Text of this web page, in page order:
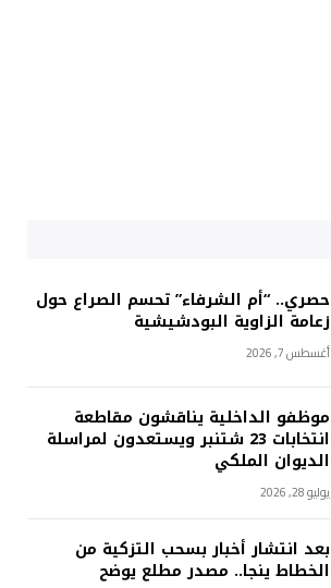
حصري.. “أم الشرفاء” تحسم الصراع حول
زعامة الزاوية البودشيشية
أغسطس 7, 2026
موظفو الداخلية يناقشون مقاطعة
انتخابات 23 شتنبر ويستعدون لمراسلة
الديوان الملكي
يوليو 28, 2026
بعد انتشار أخبار بسحب التزكية من
الخطاط ينجا.. مصدر مطلع يوضح